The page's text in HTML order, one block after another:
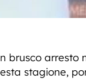
brusco arresto
stagione,